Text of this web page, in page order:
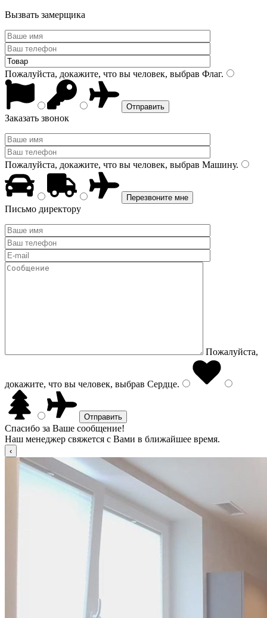
Вызвать замерщика
Пожалуйста, докажите, что вы человек, выбрав Флаг.
Заказать звонок
Пожалуйста, докажите, что вы человек, выбрав Машину.
Письмо директору
Пожалуйста,
докажите, что вы человек, выбрав Сердце.
Спасибо за Ваше сообщение!
Наш менеджер свяжется с Вами в ближайшее время.